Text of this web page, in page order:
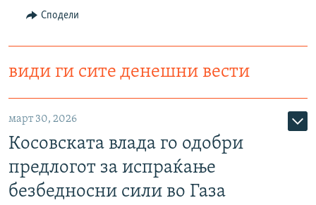
Сподели
види ги сите денешни вести
март 30, 2026
Косовската влада го одобри
предлогот за испраќање
безбедносни сили во Газа